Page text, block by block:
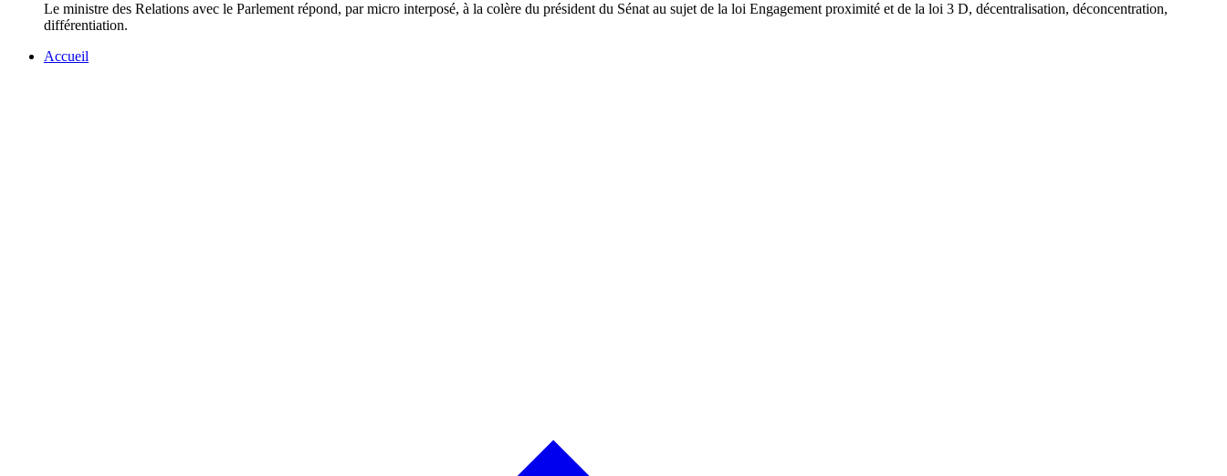
Le ministre des Relations avec le Parlement répond, par micro interposé, à la colère du président du Sénat au sujet de la loi Engagement proximité et de la loi 3 D, décentralisation, déconcentration,
différentiation.
Accueil